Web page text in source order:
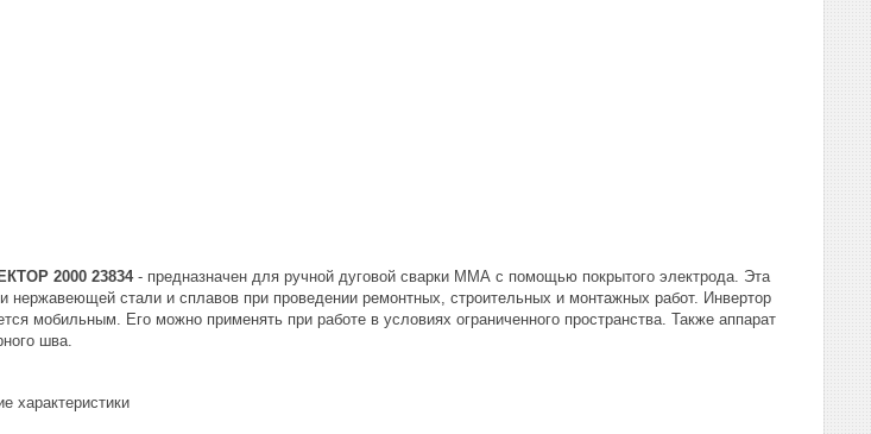
2000 23834​- предназначен для ручной дуговой сварки ММА с помощью покрытого электрода. Эта
нержавеющей стали и сплавов при проведении ремонтных, строительных и монтажных работ. Инвертор
мобильным. Его можно применять при работе в условиях ограниченного пространства. Также аппарат
шва.
характеристики